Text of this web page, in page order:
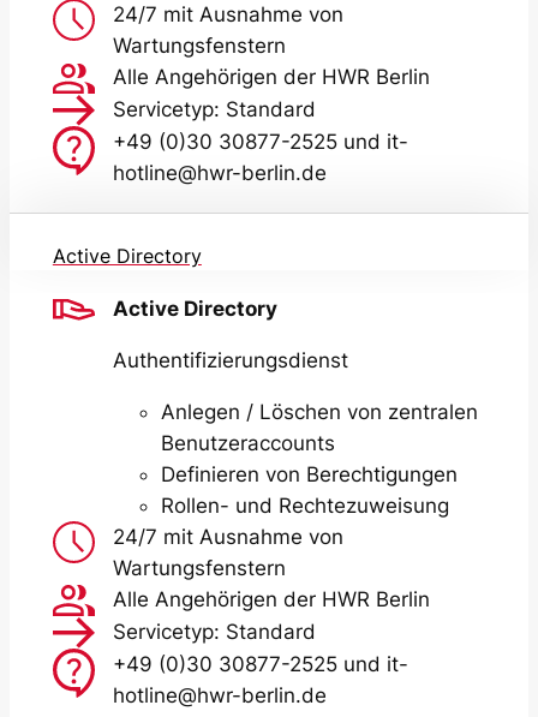
24/7 mit Ausnahme von
Wartungsfenstern
Alle Angehörigen der HWR Berlin
Servicetyp: Standard
+49 (0)30 30877-2525 und it-
hotline@hwr-berlin.de
Active Directory
Active Directory
Authentifizierungsdienst
Anlegen / Löschen von zentralen
Benutzeraccounts
Definieren von Berechtigungen
Rollen- und Rechtezuweisung
24/7 mit Ausnahme von
Wartungsfenstern
Alle Angehörigen der HWR Berlin
Servicetyp: Standard
+49 (0)30 30877-2525 und it-
hotline@hwr-berlin.de